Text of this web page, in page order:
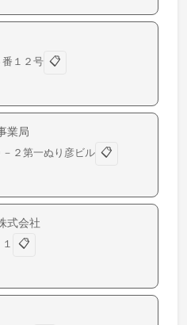
番１２号 📋
業局
－２第一ぬり彦ビル 📋
式会社
📋